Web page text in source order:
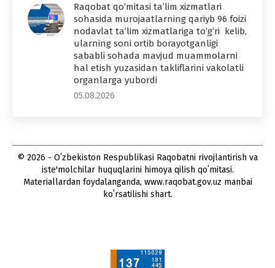
Raqobat qo‘mitasi ta’lim xizmatlari
sohasida murojaatlarning qariyb 96 foizi
nodavlat ta’lim xizmatlariga to‘g‘ri kelib,
ularning soni ortib borayotganligi
sababli sohada mavjud muammolarni
hal etish yuzasidan takliflarini vakolatli
organlarga yubordi
05.08.2026
© 2026 - Oʻzbekiston Respublikasi Raqobatni rivojlantirish va
iste'molchilar huquqlarini himoya qilish qoʻmitasi.
Materiallardan foydalanganda, www.raqobat.gov.uz manbai
koʻrsatilishi shart.